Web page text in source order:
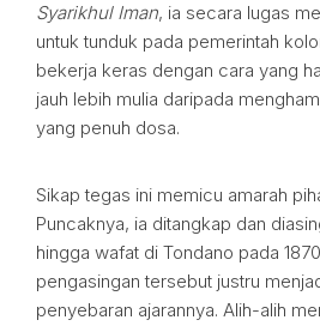
Syarikhul Iman, ia secara lugas
untuk tunduk pada pemerintah
bekerja keras dengan cara yang
jauh lebih mulia daripada
yang penuh dosa.
Sikap tegas ini memicu amarah
Puncaknya, ia ditangkap dan
hingga wafat di Tondano pada
pengasingan tersebut justru
penyebaran ajarannya. Alih-alih